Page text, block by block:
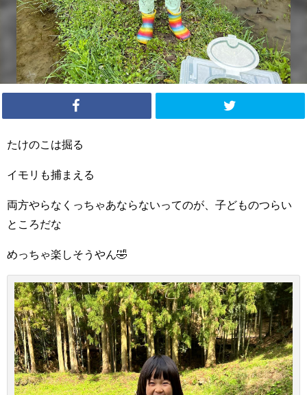
たけのこは掘る
イモリも捕まえる
両方やらなくっちゃあならないってのが、子どものつらい
ところだな
めっちゃ楽しそうやん🤣